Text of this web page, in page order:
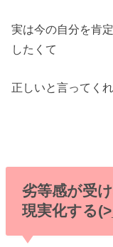
実は今の自分を肯
したくて
正しいと言ってく
劣等感が受
現実化する